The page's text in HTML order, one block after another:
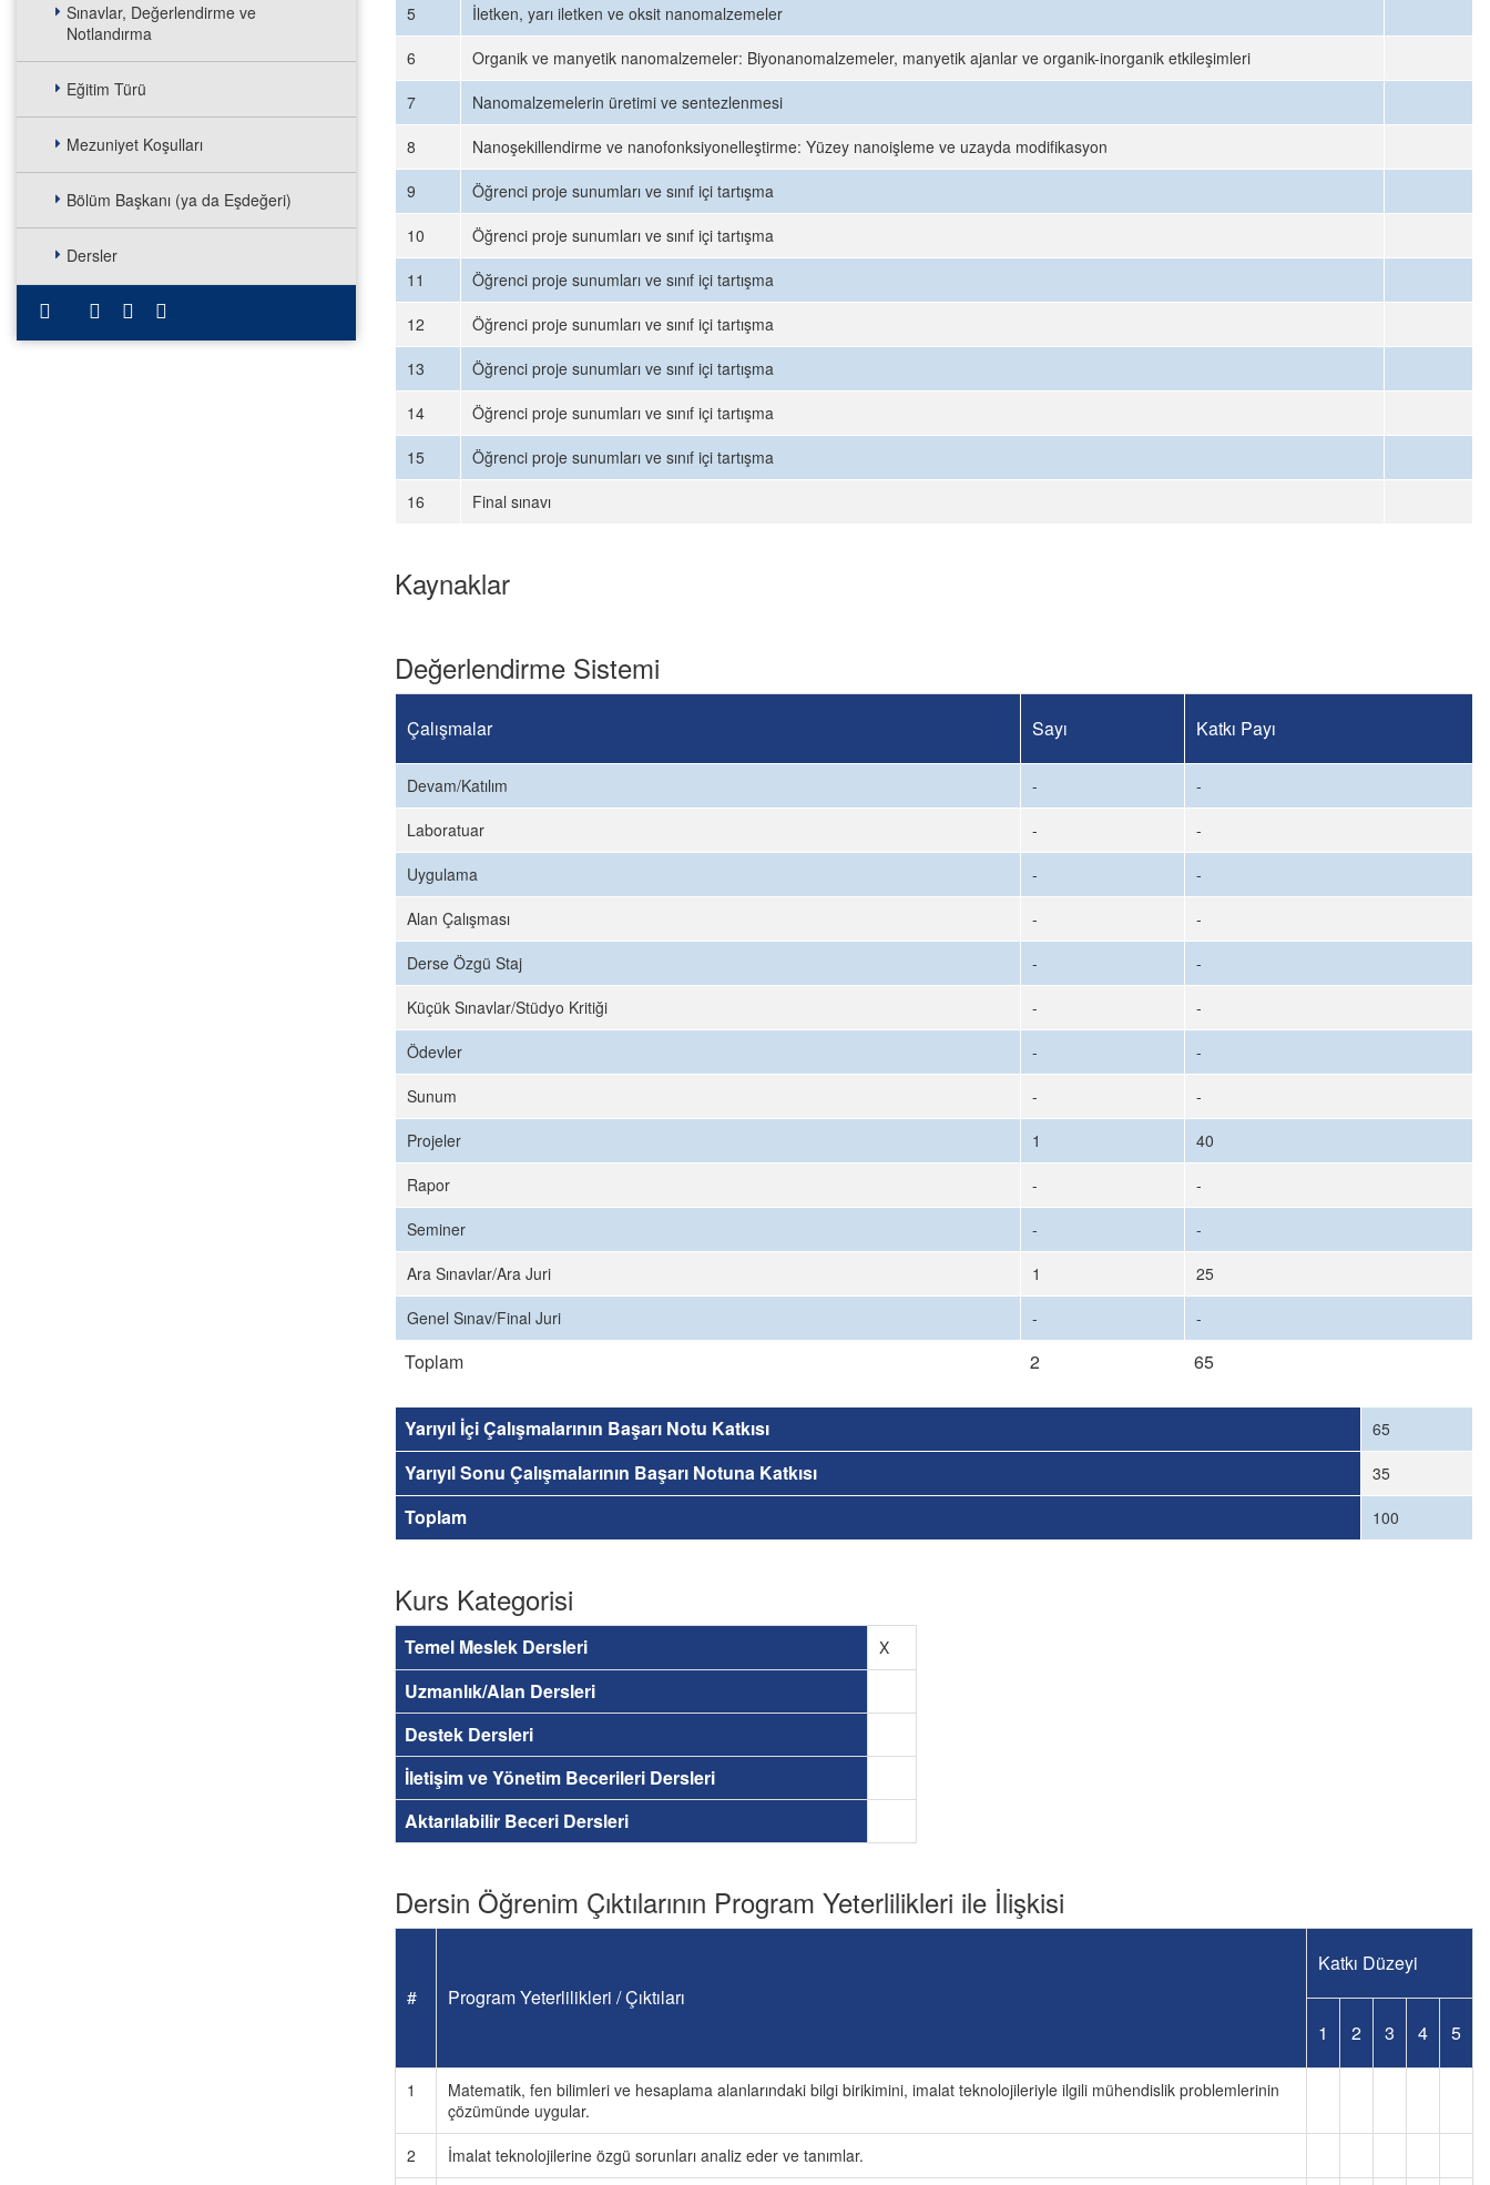
Sınavlar, Değerlendirme ve
Notlandırma
Eğitim Türü
Mezuniyet Koşulları
Bölüm Başkanı (ya da Eşdeğeri)
Dersler
5
İletken, yarı iletken ve oksit nanomalzemeler
6
Organik ve manyetik nanomalzemeler: Biyonanomalzemeler, manyetik ajanlar ve organik-inorganik etkileşimleri
7
Nanomalzemelerin üretimi ve sentezlenmesi
8
Nanoşekillendirme ve nanofonksiyonelleştirme: Yüzey nanoişleme ve uzayda modifikasyon
9
Öğrenci proje sunumları ve sınıf içi tartışma
10
Öğrenci proje sunumları ve sınıf içi tartışma
11
Öğrenci proje sunumları ve sınıf içi tartışma
12
Öğrenci proje sunumları ve sınıf içi tartışma
13
Öğrenci proje sunumları ve sınıf içi tartışma
14
Öğrenci proje sunumları ve sınıf içi tartışma
15
Öğrenci proje sunumları ve sınıf içi tartışma
16
Final sınavı
Kaynaklar
Değerlendirme Sistemi
Çalışmalar Sayı Katkı Payı
Devam/Katılım -
-
Laboratuar
-
-
Uygulama
-
-
Alan Çalışması
-
-
Derse Özgü Staj
-
-
Küçük Sınavlar/Stüdyo Kritiği
-
-
Ödevler
-
-
Sunum
-
-
Projeler
1
40
Rapor
-
-
Seminer
-
-
Ara Sınavlar/Ara Juri
1
25
Genel Sınav/Final Juri
- -
Toplam 2 65
Yarıyıl İçi Çalışmalarının Başarı Notu Katkısı 65
Yarıyıl Sonu Çalışmalarının Başarı Notuna Katkısı 35
Toplam 100
Kurs Kategorisi
Temel Meslek Dersleri X
Uzmanlık/Alan Dersleri
Destek Dersleri
İletişim ve Yönetim Becerileri Dersleri
Aktarılabilir Beceri Dersleri
Dersin Öğrenim Çıktılarının Program Yeterlilikleri ile İlişkisi
# Program Yeterlilikleri / Çıktıları
Katkı Düzeyi
1 2 3 4 5
1
Matematik, fen bilimleri ve hesaplama alanlarındaki bilgi birikimini, imalat teknolojileriyle ilgili mühendislik problemlerinin
çözümünde uygular.
2
İmalat teknolojilerine özgü sorunları analiz eder ve tanımlar.